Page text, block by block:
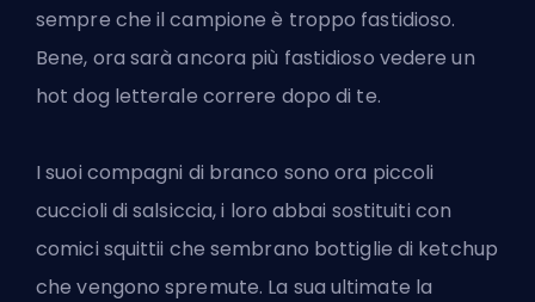
sempre che il campione è troppo fastidioso.
Bene, ora sarà ancora più fastidioso vedere un
hot dog letterale correre dopo di te.
I suoi compagni di branco sono ora piccoli
cuccioli di salsiccia, i loro abbai sostituiti con
comici squittii che sembrano bottiglie di ketchup
che vengono spremute. La sua ultimate la